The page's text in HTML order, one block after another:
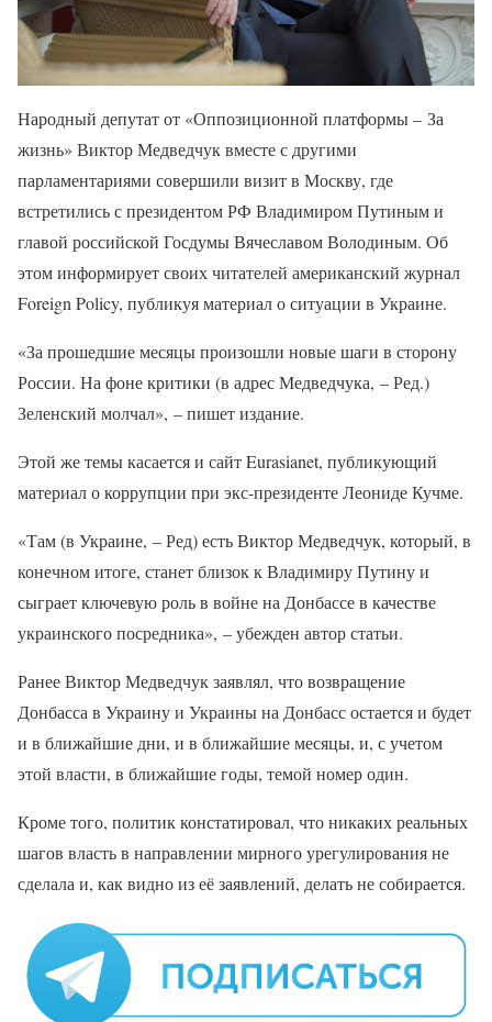
Народный депутат от «Оппозиционной платформы – За
жизнь» Виктор Медведчук вместе с другими
парламентариями совершили визит в Москву, где
встретились с президентом РФ Владимиром Путиным и
главой российской Госдумы Вячеславом Володиным. Об
этом информирует своих читателей американский журнал
Foreign Policy, публикуя материал о ситуации в Украине.
«За прошедшие месяцы произошли новые шаги в сторону
России. На фоне критики (в адрес Медведчука, – Ред.)
Зеленский молчал», – пишет издание.
Этой же темы касается и сайт Eurasianet, публикующий
материал о коррупции при экс-президенте Леониде Кучме.
«Там (в Украине, – Ред) есть Виктор Медведчук, который, в
конечном итоге, станет близок к Владимиру Путину и
сыграет ключевую роль в войне на Донбассе в качестве
украинского посредника», – убежден автор статьи.
Ранее Виктор Медведчук заявлял, что возвращение
Донбасса в Украину и Украины на Донбасс остается и будет
и в ближайшие дни, и в ближайшие месяцы, и, с учетом
этой власти, в ближайшие годы, темой номер один.
Кроме того, политик констатировал, что никаких реальных
шагов власть в направлении мирного урегулирования не
сделала и, как видно из её заявлений, делать не собирается.